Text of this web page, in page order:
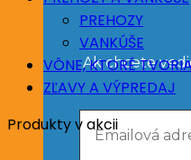
Ak chcete
PREHOZY
VANKÚŠE
VÔNE, KTORÉ
ZĽAVY A VÝPREDAJ
Produkty v akcii